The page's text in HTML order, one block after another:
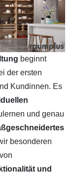
beginnt
der ersten
Kundinnen. Es
und genau
besonderen
und